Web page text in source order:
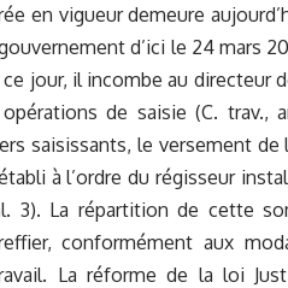
en vigueur demeure
d’ici le 24 mars
ce jour, il incombe au directeur
de saisie (C. trav.,
saisissants, le versement
à l’ordre du régisseur
3). La répartition de cette
conformément aux
La réforme de la loi